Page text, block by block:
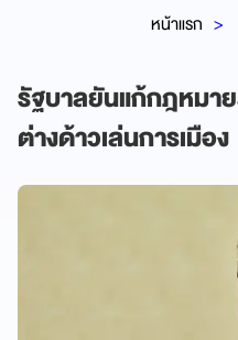
หน้าแรก
รัฐบาลยันแก้กฎหมา
ต่างด้าวเล่นการเมือง